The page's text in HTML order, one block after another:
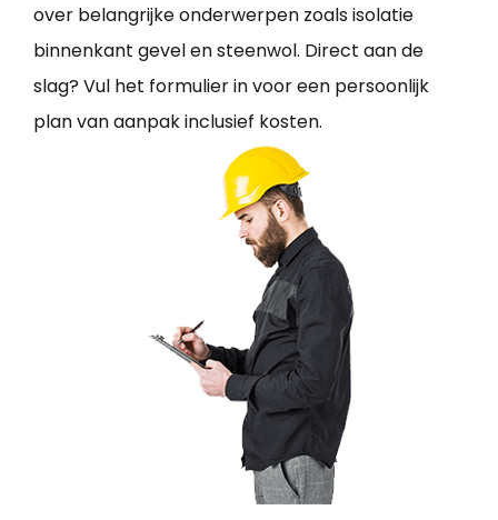
over belangrijke onderwerpen zoals isolatie
binnenkant gevel en steenwol. Direct aan de
slag? Vul het formulier in voor een persoonlijk
plan van aanpak inclusief kosten.